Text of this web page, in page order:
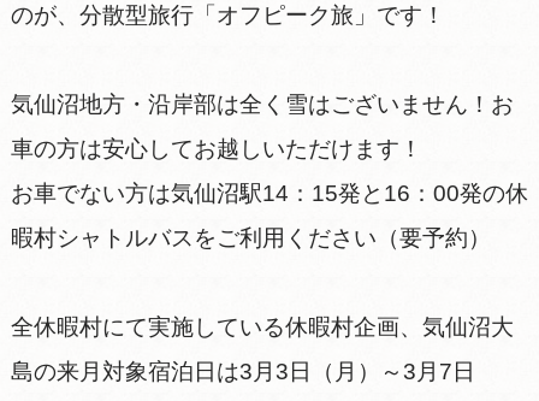
のが、分散型旅行「オフピーク旅」です！
気仙沼地方・沿岸部は全く雪はございません！お
車の方は安心してお越しいただけます！
お車でない方は気仙沼駅14：15発と16：00発の休
暇村シャトルバスをご利用ください（要予約）
全休暇村にて実施している休暇村企画、気仙沼大
島の来月対象宿泊日は3月3日（月）～3月7日